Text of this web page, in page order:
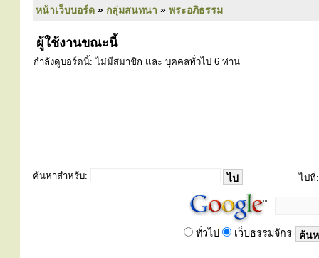
หน้าเว็บบอร์ด » กลุ่มสนทนา » พระอภิธรรม
ผู้ใช้งานขณะนี้
กำลังดูบอร์ดนี้: ไม่มีสมาชิก และ บุคคลทั่วไป 6 ท่าน
ค้นหาสำหรับ: ไปที่:
ทั่วไป เว็บธรรมจักร